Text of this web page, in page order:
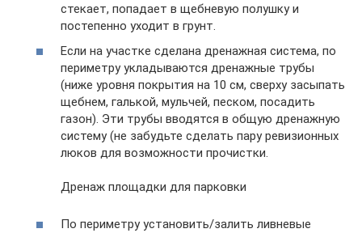
стекает, попадает в щебневую полушку и
постепенно уходит в грунт.
Если на участке сделана дренажная система, по
периметру укладываются дренажные трубы
(ниже уровня покрытия на 10 см, сверху засыпать
щебнем, галькой, мульчей, песком, посадить
газон). Эти трубы вводятся в общую дренажную
систему (не забудьте сделать пару ревизионных
люков для возможности прочистки.
Дренаж площадки для парковки
По периметру установить/залить ливневые